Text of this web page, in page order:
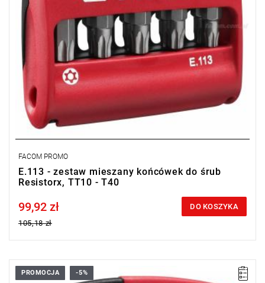
FACOM PROMO
E.113 - zestaw mieszany końcówek do śrub
Resistorx, TT10 - T40
Price tax included
99,92 zł
105,18 zł
DO KOSZYKA
Zakres zestawu: T8 - T40
PROMOCJA -5%